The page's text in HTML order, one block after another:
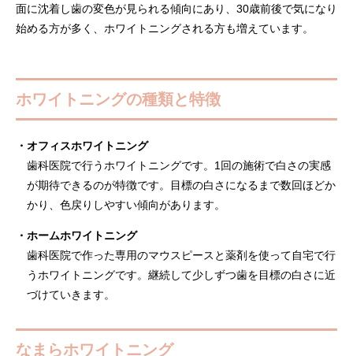
面に沈着し歯の変色が見られる傾向にあり、30歳前後で気になり
始める方が多く、ホワイトニングされる方も増えています。
ホワイトニングの種類と特徴
・オフィスホワイトニング
歯科医院で行うホワイトニングです。1回の施術で白さの実感
が期待できるのが特徴です。目標の白さになるまで数回ほどか
かり、色戻りしやすい傾向があります。
・ホームホワイトニング
歯科医院で作った専用のマウスピースと薬剤を使って自宅で行
うホワイトニングです。継続して少しずつ歯を目標の白さに近
づけていきます。
なまらホワイトニング